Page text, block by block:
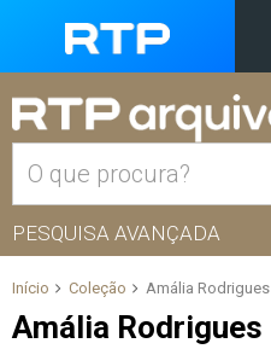
PESQUISA AVANÇADA
Início Coleção Amália Rodrigues
Amália Rodrigues